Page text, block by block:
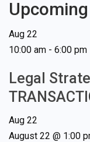
Aug 22
10:00 am - 6:00 pm
Legal
Aug 22
August 22 @ 1:00